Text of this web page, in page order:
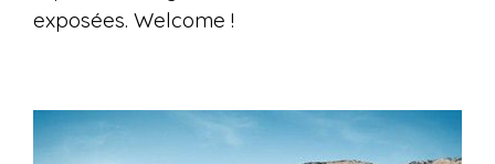
exposées. Welcome !